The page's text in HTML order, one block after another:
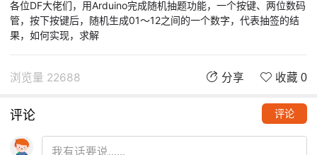
各位DF大佬们，用Arduino完成随机抽题功能，一个按键、两位数码
管，按下按键后，随机生成01～12之间的一个数字，代表抽签的结
果，如何实现，求解
浏览量 22688 分享 收藏 0
评论 评论